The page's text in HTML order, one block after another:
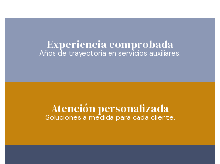
Experiencia comprobada
Años de trayectoria en servicios auxiliares.
Atención personalizada
Soluciones a medida para cada cliente.